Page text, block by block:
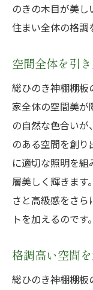
のきの木目が美し
住まい全体の格調
空間全体を引
総ひのき神棚棚板
家全体の空間美が
の自然な色合い
のある空間を創
に適切な照明を
層美しく輝きます
さと高級感をさ
トを加えるのです。
格調高い空間
総ひのき神棚棚板